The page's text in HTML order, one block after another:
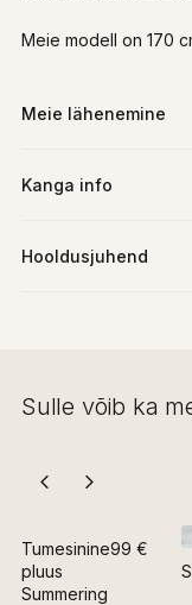
Meie modell on 170
Meie lähenemine
Kanga info
Hooldusjuhend
Sulle võib ka
Tumesinine
pluus
Summering
99 €